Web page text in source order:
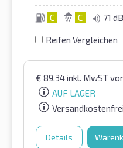
C C 71 dB
Reifen Vergleichen
€ 89,34inkl. MwST
AUF LAGER
Versandkostenfrei
Details